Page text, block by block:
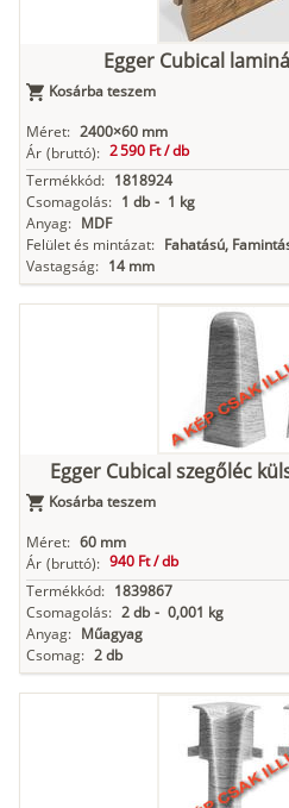
Egger Cubical
Kosárba teszem
Méret: 2400×60 mm
Ár (bruttó): 2 590 Ft /db
Termékkód: 1818924
Csomagolás: 1 db - 1 kg
Anyag: MDF
Felület és mintázat: Fahatású,
Vastagság: 14 mm
Egger Cubical szegőléc
Kosárba teszem
Méret: 60 mm
Ár (bruttó): 940 Ft /db
Termékkód: 1839867
Csomagolás: 2 db - 0,001 kg
Anyag: Műagyag
Csomag: 2 db